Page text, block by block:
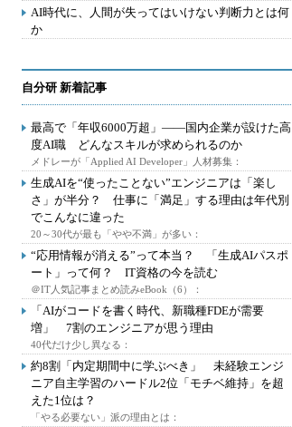
AI時代に、人間が失ってはいけない判断力とは何
か
自分研 新着記事
最高で「年収6000万超」――国内企業が設けた高
度AI職 どんなスキルが求められるのか
メドレーが「Applied AI Developer」人材募集：
生成AIを“使ったことない”エンジニアは「楽し
さ」が半分？ 仕事に「満足」する理由は年代別
でこんなに違った
20～30代が最も「やや不満」が多い：
“応用情報が消える”って本当？ 「生成AIパスポ
ート」って何？ IT資格の今を読む
＠IT人気記事まとめ読みeBook（6）：
「AIがコードを書く時代、新職種FDEが需要
増」 7割のエンジニアが思う理由
40代だけ少し異なる：
約8割「内定期間中に学ぶべき」 未経験エンジ
ニア自主学習のハードル2位「モチベ維持」を超
えた1位は？
「やる必要ない」派の理由とは：